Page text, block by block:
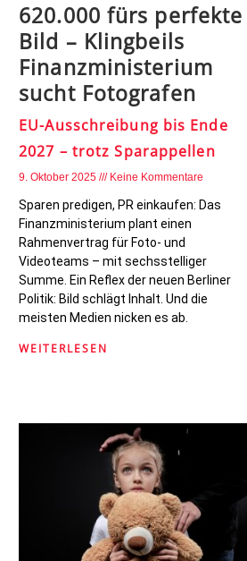
620.000 fürs perfekte
Bild – Klingbeils
Finanzministerium
sucht Fotografen
EU-Ausschreibung bis Ende
2027 – trotz Sparappellen
9. Oktober 2025 Keine Kommentare
Sparen predigen, PR einkaufen: Das
Finanzministerium plant einen
Rahmenvertrag für Foto- und
Videoteams – mit sechsstelliger
Summe. Ein Reflex der neuen Berliner
Politik: Bild schlägt Inhalt. Und die
meisten Medien nicken es ab.
WEITERLESEN